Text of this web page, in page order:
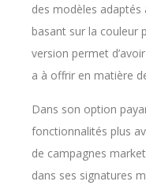
des modèles
basant sur la couleur
version permet
a à offrir en matière
Dans son option
fonctionnalités plus
de campagnes
dans ses signatures